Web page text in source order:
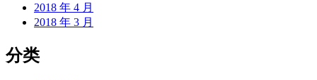
2018 年 4 月
2018 年 3 月
分类